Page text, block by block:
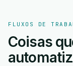
FLUXOS DE
Coisas